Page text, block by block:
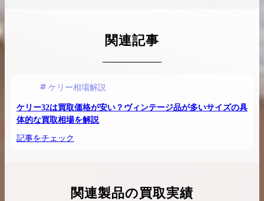
関連記事
ケリー相場解説
ケリー32は買取価格が安い？ヴィンテージ品が多いサイズの具
体的な買取相場を解説
記事をチェック
関連製品の買取実績